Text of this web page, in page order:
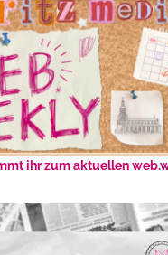
ihr zum aktuellen